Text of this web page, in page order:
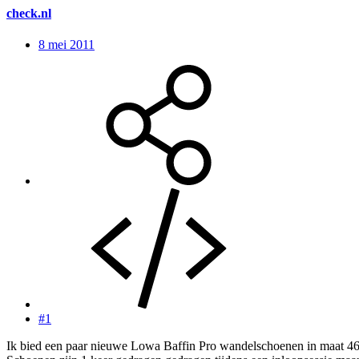
check.nl
8 mei 2011
#1
Ik bied een paar nieuwe Lowa Baffin Pro wandelschoenen in maat